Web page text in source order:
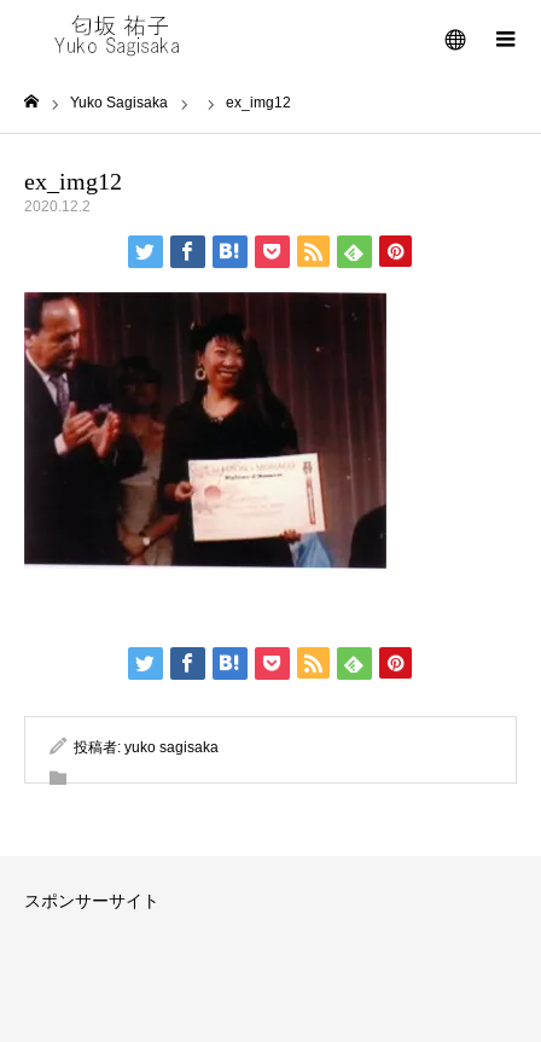
メニュー
Yuko Sagisaka ex_img12
ex_img12
2020.12.2
投稿者: yuko sagisaka
スポンサーサイト